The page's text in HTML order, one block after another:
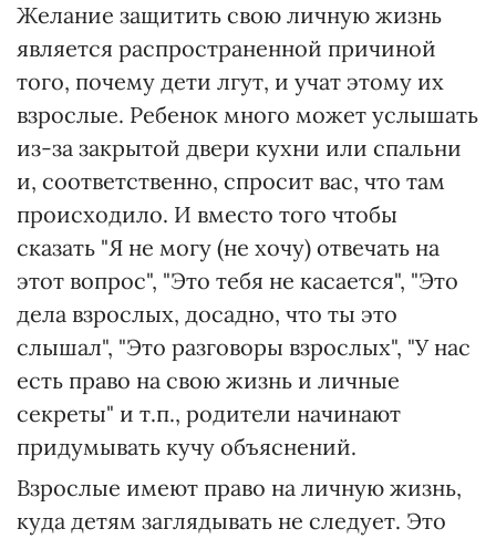
Желание защитить свою личную жизнь
является распространенной причиной
того, почему дети лгут, и учат этому их
взрослые. Ребенок много может услышать
из-за закрытой двери кухни или спальни
и, соответственно, спросит вас, что там
происходило. И вместо того чтобы
сказать "Я не могу (не хочу) отвечать на
этот вопрос", "Это тебя не касается", "Это
дела взрослых, досадно, что ты это
слышал", "Это разговоры взрослых", "У нас
есть право на свою жизнь и личные
секреты" и т.п., родители начинают
придумывать кучу объяснений.
Взрослые имеют право на личную жизнь,
куда детям заглядывать не следует. Это